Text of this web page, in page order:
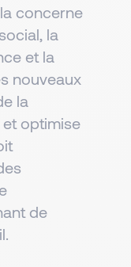
concerne
la
et la
nouveaux
la
et optimise
de